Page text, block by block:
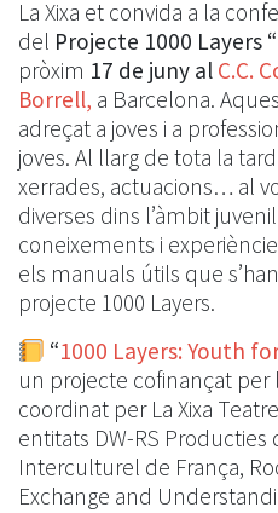
La Xixa et convida a la
del Projecte 1000 Layers “
pròxim 17 de juny al C.C.
Borrell, a Barcelona.
adreçat a joves i a
joves. Al llarg de tota la
xerrades, actuacions… al
diverses dins l’àmbit
coneixements i
els manuals útils que
projecte 1000 Layers.
“1000 Layers: Youth
un projecte cofinançat per
coordinat per La Xixa
entitats DW-RS Producties
Interculturel de França,
Exchange and